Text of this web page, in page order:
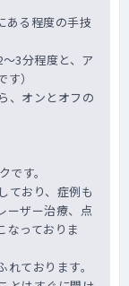
ある程度の手技
3分程度と、ア
）
、オンとオフの
す。
ており、症例も
ーザー治療、点
なっておりま
ております。